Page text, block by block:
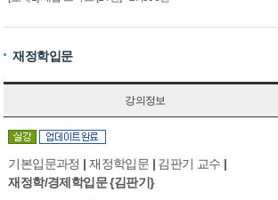
재정학입문
강의정보
기본입문과정 | 재정학입문 |김판기 교수 |
재정학/경제학입문 {김판기}